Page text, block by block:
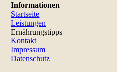
Informationen
Startseite
Leistungen
Ernährungstipps
Kontakt
Impressum
Datenschutz